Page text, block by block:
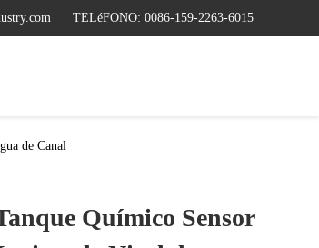
TELéFONO: 0086-159-2263-6015
de Canal
Químico Sensor